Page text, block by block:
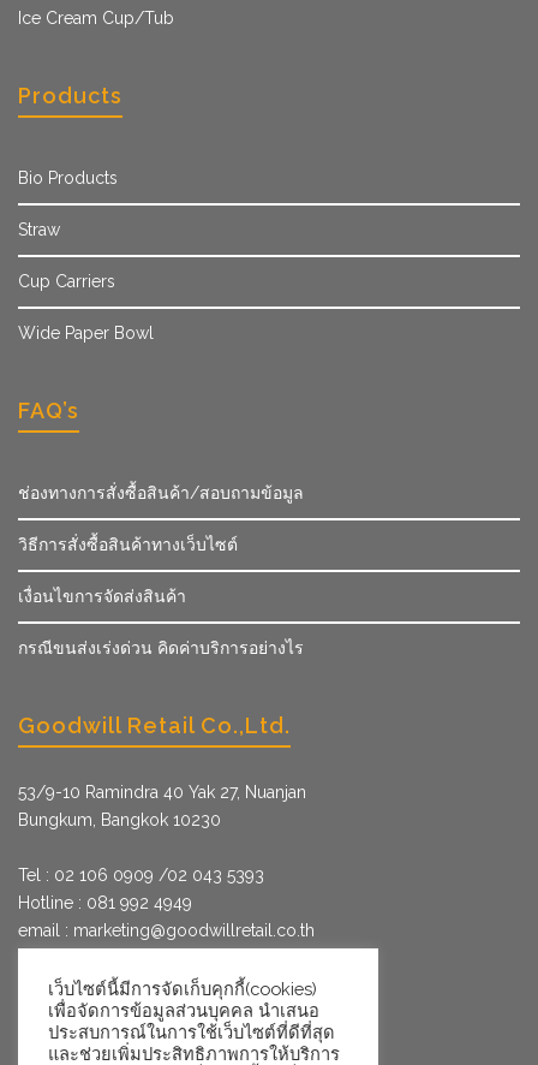
Ice Cream Cup/Tub
Products
Bio Products
Straw
Cup Carriers
Wide Paper Bowl
FAQ’s
ช่องทางการสั่งซื้อสินค้า/สอบถามข้อมูล
วิธีการสั่งซื้อสินค้าทางเว็บไซต์
เงื่อนไขการจัดส่งสินค้า
กรณีขนส่งเร่งด่วน คิดค่าบริการอย่างไร
Goodwill Retail Co.,Ltd.
53/9­-10 Ramindra 40 Yak 27, Nuanjan
Bungkum, Bangkok 10230
Tel : 02 106 0909 /02 043 5393
Hotline : 081 992 4949
email : marketing@goodwillretail.co.th
FB : gwretail
เว็บไซต์นี้มีการจัดเก็บคุกกี้(cookies)
เพื่อจัดการข้อมูลส่วนบุคคล นำเสนอ
ประสบการณ์ในการใช้เว็บไซต์ที่ดีที่สุด
และช่วยเพิ่มประสิทธิภาพการให้บริการ